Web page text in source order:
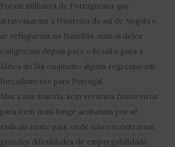
Foram milhares de Portugueses que
atravessaram a fronteira do sul de Angola e
se refugiaram na Namíbia, muitos deles
emigraram depois para o Brasil e para a
África do Sul enquanto alguns regressavam
forçadamente para Portugal.
Mas a sua maioria, sem recursos financeiros
para irem mais longe acabaram por se
radicais neste país, onde não encontraram
grandes dificuldades de empregabilidade,